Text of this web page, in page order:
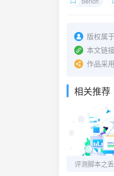
版权属于
本文链接
作品采用
相关推荐
评测脚本之